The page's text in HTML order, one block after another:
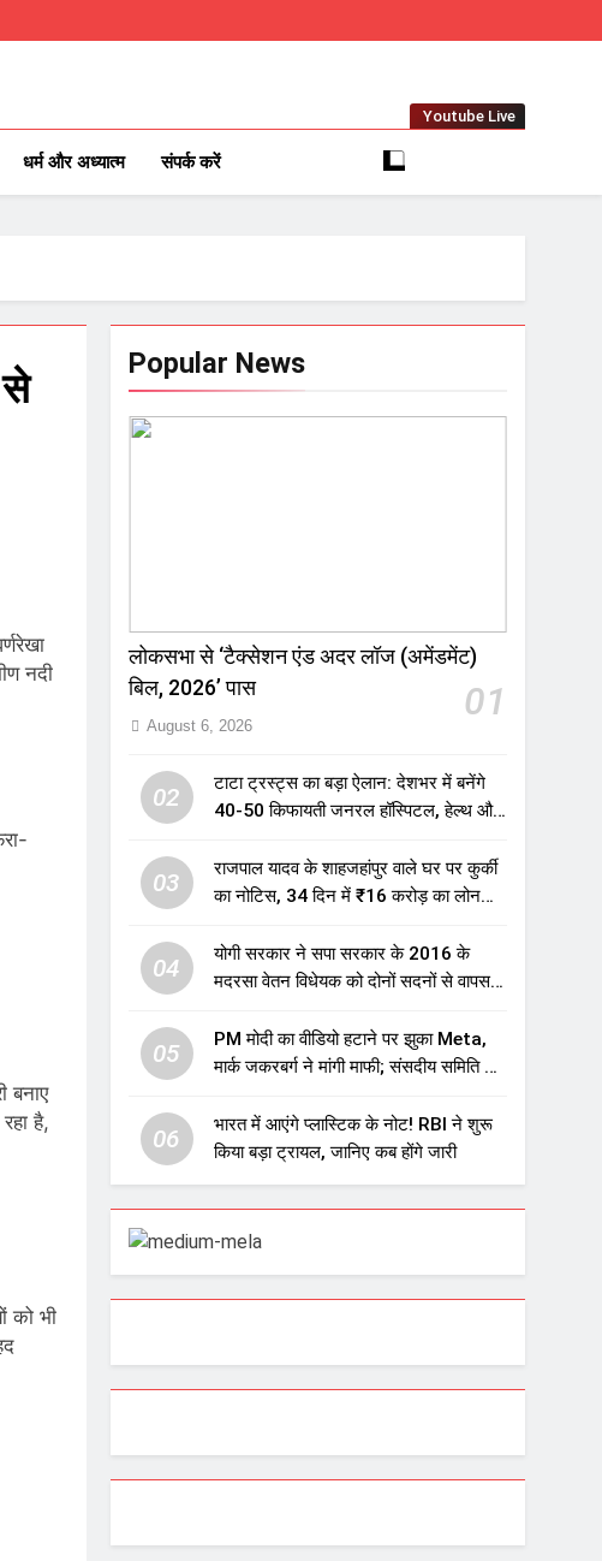
Local News Network
Youtube Live
धर्म और अध्यात्म संपर्क करें
से
नदी
बनाए
है,
को भी
Popular News
लोकसभा से ‘टैक्सेशन एंड अदर लॉज (अमेंडमेंट)
बिल, 2026’ पास
01
August 6, 2026
02
टाटा ट्रस्ट्स का बड़ा ऐलान: देशभर में बनेंगे
40-50 किफायती जनरल हॉस्पिटल, हेल्थ और
03
राजपाल यादव के शाहजहांपुर वाले घर पर कुर्की
का नोटिस, 34 दिन में ₹16 करोड़ का लोन
04
योगी सरकार ने सपा सरकार के 2016 के
मदरसा वेतन विधेयक को दोनों सदनों से वापस
फैसले पर उठाए सवाल
05
PM मोदी का वीडियो हटाने पर झुका Meta,
मार्क जकरबर्ग ने मांगी माफी; संसदीय समिति की
06
भारत में आएंगे प्लास्टिक के नोट! RBI ने शुरू
किया बड़ा ट्रायल, जानिए कब होंगे जारी